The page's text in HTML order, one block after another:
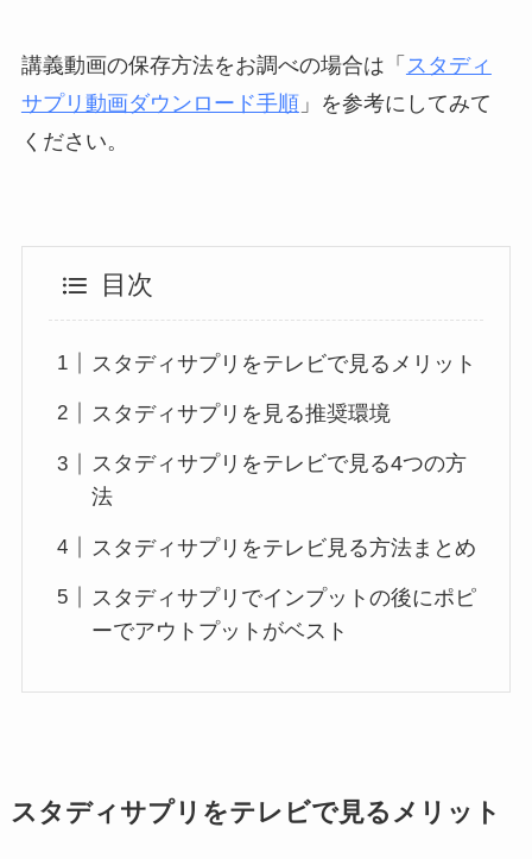
講義動画の保存方法をお調べの場合は「 スタディ
サプリ動画ダウンロード手順」を参考にしてみて
ください。
目次
スタディサプリをテレビで見るメリット
スタディサプリを見る推奨環境
スタディサプリをテレビで見る4つの方
法
スタディサプリをテレビ見る方法まとめ
スタディサプリでインプットの後にポピ
ーでアウトプットがベスト
スタディサプリをテレビで見るメリット